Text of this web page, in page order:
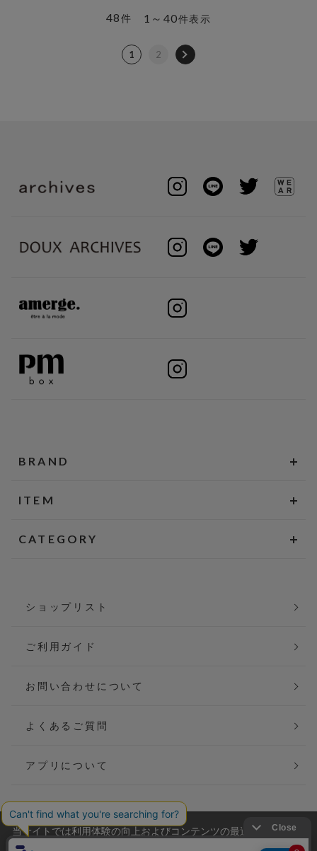
1～40件表示
48件
1 2
BRAND
ITEM
CATEGORY
ショップリスト
ご利用ガイド
お問い合わせについて
よくあるご質問
アプリについて
会社概要
当サイトでは利用体験の向上およびコンテンツの最適な提供、ト
ラフィックの分析を目的としてCookieを使用しています。